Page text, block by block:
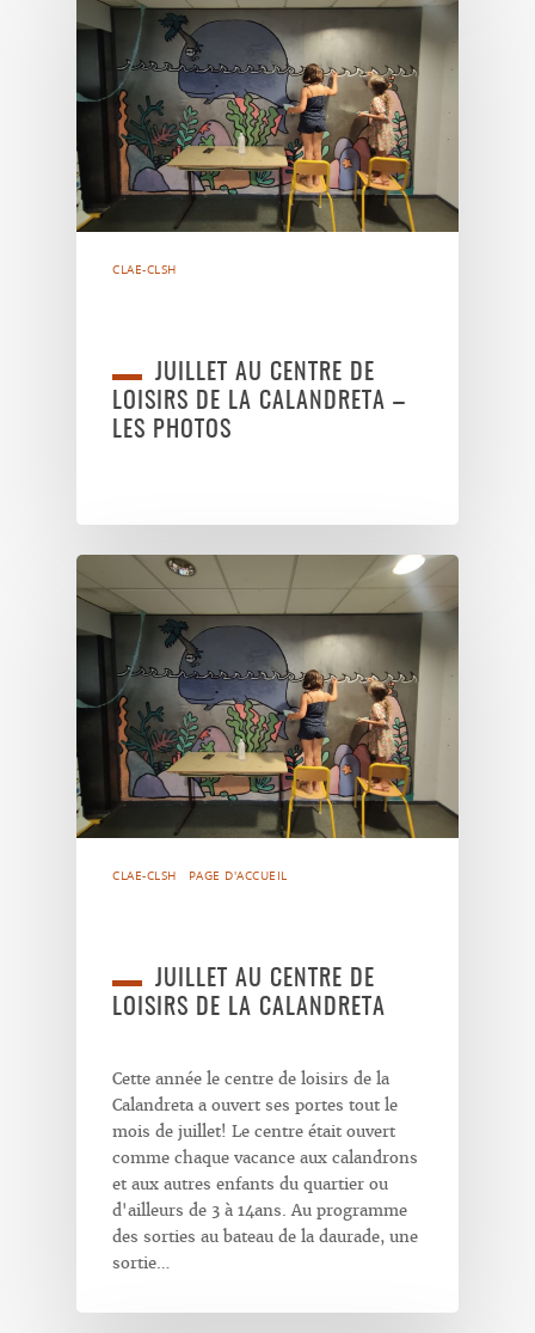
CLAE-CLSH
JUILLET AU CENTRE DE
LOISIRS DE LA CALANDRETA –
LES PHOTOS
CLAE-CLSH PAGE D'ACCUEIL
JUILLET AU CENTRE DE
LOISIRS DE LA CALANDRETA
Cette année le centre de loisirs de la
Calandreta a ouvert ses portes tout le
mois de juillet! Le centre était ouvert
comme chaque vacance aux calandrons
et aux autres enfants du quartier ou
d'ailleurs de 3 à 14ans. Au programme
des sorties au bateau de la daurade, une
sortie…